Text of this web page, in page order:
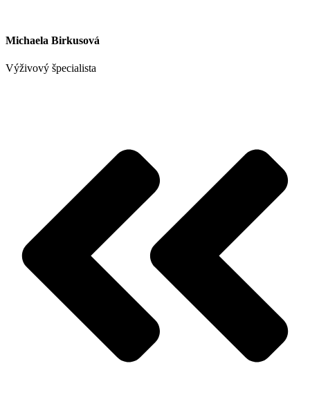
Michaela Birkusová
Výživový špecialista